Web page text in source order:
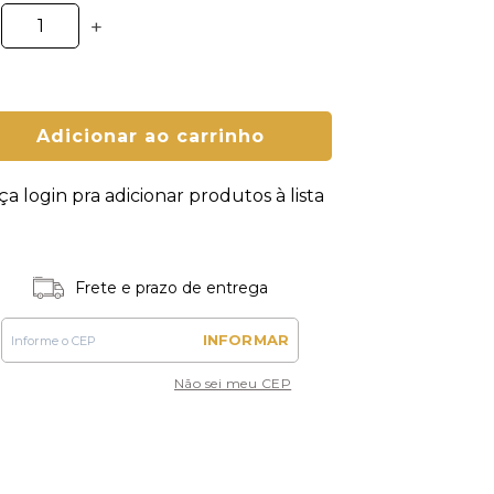
+
Adicionar ao carrinho
login pra adicionar produtos à lista
Frete e prazo de entrega
INFORMAR
Não sei meu CEP